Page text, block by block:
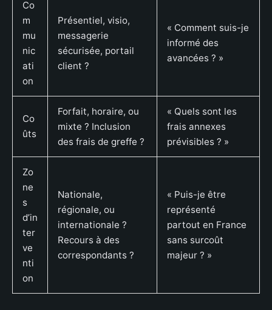
Co
m
mu
nic
ati
on
Présentiel, visio,
messagerie
sécurisée, portail
client ?
« Comment suis-je
informé des
avancées ? »
Co
ûts
Forfait, horaire, ou
mixte ? Inclusion
des frais de greffe ?
« Quels sont les
frais annexes
prévisibles ? »
Zo
ne
s
d’in
ter
ve
nti
on
Nationale,
régionale, ou
internationale ?
Recours à des
correspondants ?
« Puis-je être
représenté
partout en France
sans surcoût
majeur ? »